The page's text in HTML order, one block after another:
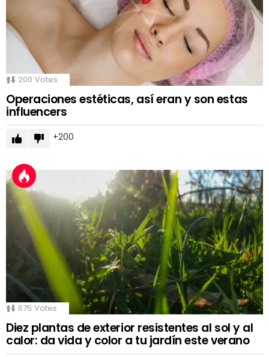
200 Votes
Operaciones estéticas, así eran y son estas
influencers
200
675 Votes
Diez plantas de exterior resistentes al sol y al
calor: da vida y color a tu jardín este verano